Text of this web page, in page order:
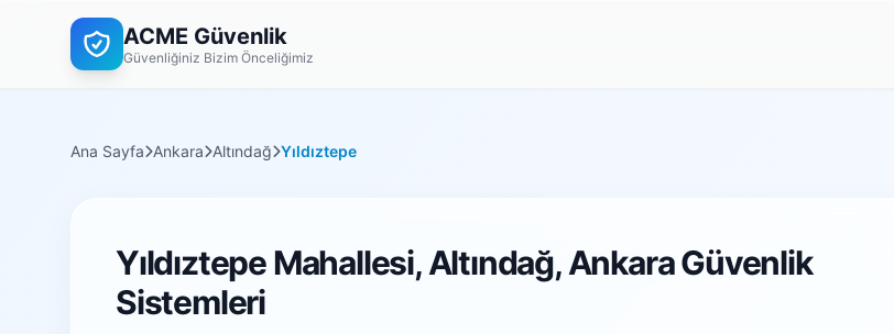
ACME Güvenlik
Güvenliğiniz Bizim Önceliğimiz
Ana Sayfa Ankara Altındağ Yıldıztepe
Yıldıztepe Mahallesi, Altındağ, Ankara Güvenlik
Sistemleri